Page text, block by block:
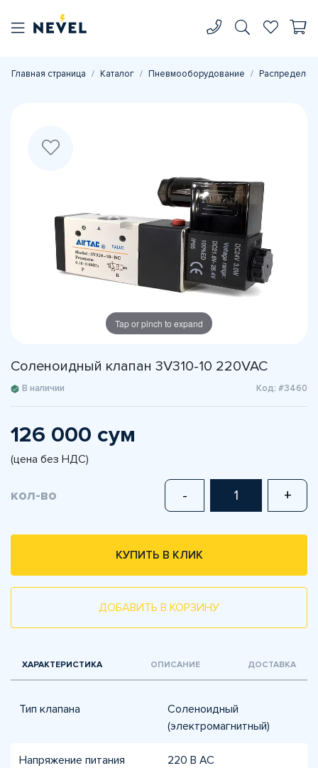
Главная страница Каталог Пневмооборудование
Tap or pinch to expand
Соленоидный клапан 3V310-10 220VAC
В наличии Код: #3460
126 000 сум
(цена без НДС)
кол-во - +
КУПИТЬ В КЛИК
ДОБАВИТЬ В КОРЗИНУ
ХАРАКТЕРИСТИКА ОПИСАНИЕ ДОСТАВКА
Тип клапана
Соленоидный
(электромагнитный)
Напряжение питания
220 В AC